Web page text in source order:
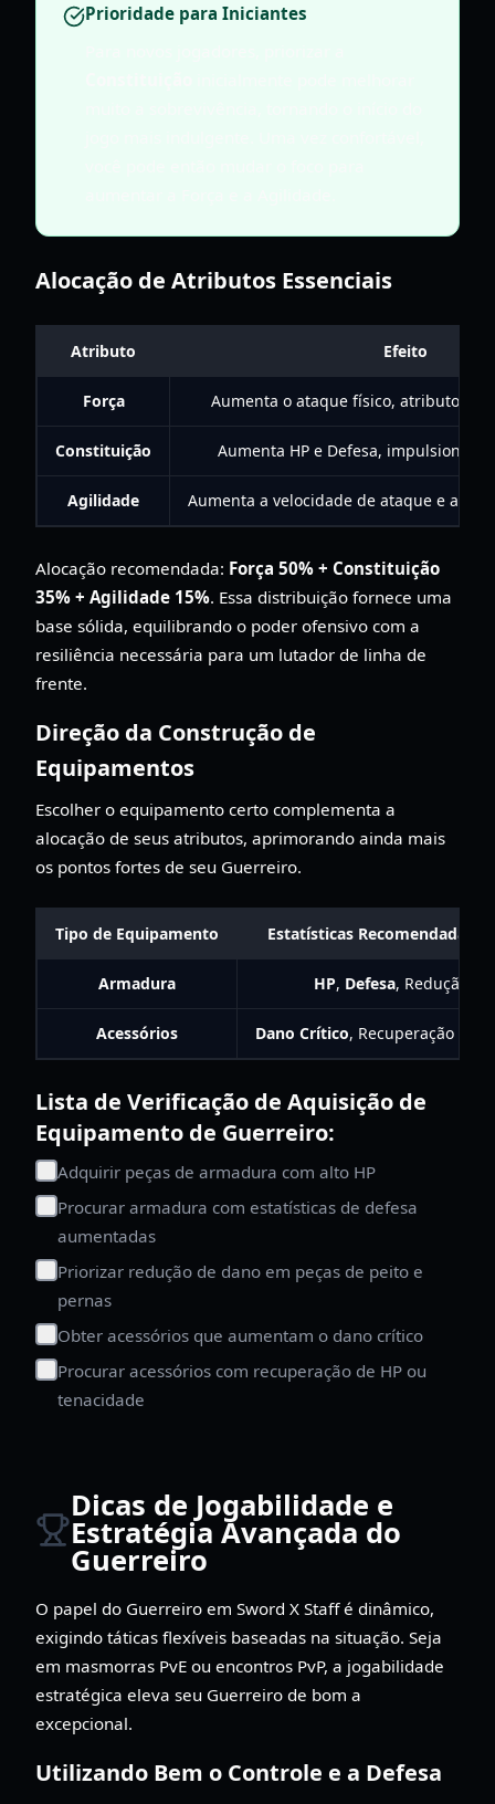
Prioridade para Iniciantes
Alocação de Atributos Essenciais
Atributo Efeito
Força Aumenta o ataque físico, atributo
Constituição Aumenta HP e Defesa, impulsiona a
Agilidade Aumenta a velocidade de ataque e a
Alocação recomendada: Força 50% + Constituição
35% + Agilidade 15%. Essa distribuição fornece uma
base sólida, equilibrando o poder ofensivo com a
resiliência necessária para um lutador de linha de
frente.
Direção da Construção de
Equipamentos
Escolher o equipamento certo complementa a
alocação de seus atributos, aprimorando ainda mais
os pontos fortes de seu Guerreiro.
Tipo de Equipamento Estatísticas Recomendadas
Armadura HP, Defesa, Redução
Acessórios Dano Crítico, Recuperação de
Lista de Verificação de Aquisição de
Equipamento de Guerreiro:
Adquirir peças de armadura com alto HP
Procurar armadura com estatísticas de defesa
aumentadas
Priorizar redução de dano em peças de peito e
pernas
Obter acessórios que aumentam o dano crítico
Procurar acessórios com recuperação de HP ou
tenacidade
Dicas de Jogabilidade e
Estratégia Avançada do
Guerreiro
O papel do Guerreiro em Sword X Staff é dinâmico,
exigindo táticas flexíveis baseadas na situação. Seja
em masmorras PvE ou encontros PvP, a jogabilidade
estratégica eleva seu Guerreiro de bom a
excepcional.
Utilizando Bem o Controle e a Defesa